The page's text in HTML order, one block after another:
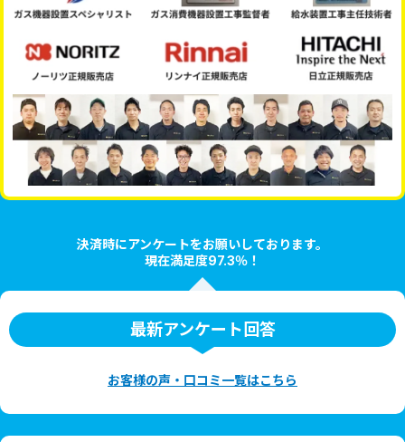
決済時にアンケートをお願いしております。
現在満足度97.3％！
最新アンケート回答
お客様の声・口コミ一覧はこちら